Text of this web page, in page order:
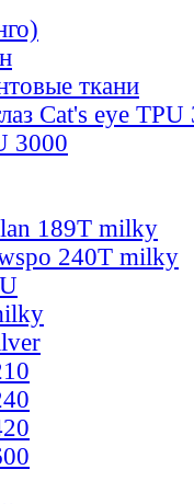
ткани
Cat's eye TPU
3000
189T milky
240T milky